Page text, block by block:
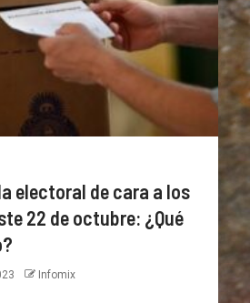
electoral de cara a los
22 de octubre: ¿Qué
Infomix